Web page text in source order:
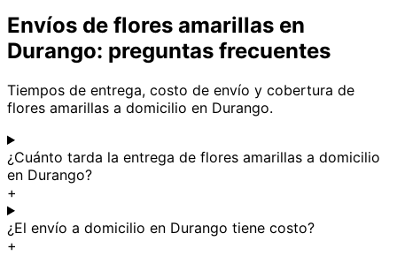
Envíos de flores amarillas en
Durango: preguntas frecuentes
Tiempos de entrega, costo de envío y cobertura de
flores amarillas a domicilio en Durango.
¿Cuánto tarda la entrega de flores amarillas a domicilio
en Durango?
+
¿El envío a domicilio en Durango tiene costo?
+